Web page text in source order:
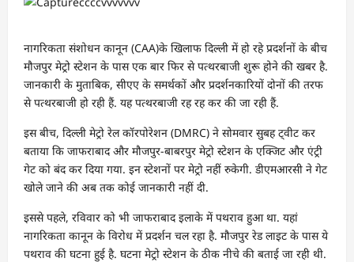
नागरिकता संशोधन कानून (CAA)के खिलाफ दिल्ली में हो रहे प्रदर्शनों के बीच
मौजपुर मेट्रो स्टेशन के पास एक बार फिर से पत्थरबाजी शुरू होने की खबर है.
जानकारी के मुताबिक, सीएए के समर्थकों और प्रदर्शनकारियों दोनों की तरफ
से पत्थरबाजी हो रही हैं. यह पत्थरबाजी रह रह कर की जा रही हैं.
इस बीच, दिल्ली मेट्रो रेल कॉरपोरेशन (DMRC) ने सोमवार सुबह ट्वीट कर
बताया कि जाफराबाद और मौजपुर-बाबरपुर मेट्रो स्टेशन के एक्जिट और एंट्री
गेट को बंद कर दिया गया. इन स्टेशनों पर मेट्रो नहीं रुकेगी. डीएमआरसी ने गेट
खोले जाने की अब तक कोई जानकारी नहीं दी.
इससे पहले, रविवार को भी जाफराबाद इलाके में पथराव हुआ था. यहां
नागरिकता कानून के विरोध में प्रदर्शन चल रहा है. मौजपुर रेड लाइट के पास ये
पथराव की घटना हुई है. घटना मेट्रो स्‍टेशन के ठीक नीचे की बताई जा रही थी.